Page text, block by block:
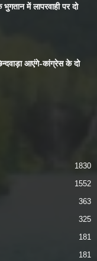
भुगतान में लापरवाही पर दो
आएंगे-कांग्रेस के दो
1830
1552
363
325
181
181